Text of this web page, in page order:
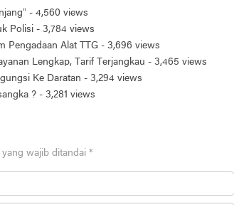
- 4,560 views
Polisi - 3,784 views
Pengadaan Alat TTG - 3,696 views
Lengkap, Tarif Terjangkau - 3,465 views
Ke Daratan - 3,294 views
? - 3,281 views
yang wajib ditandai *